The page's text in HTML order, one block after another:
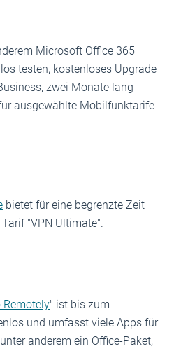
Microsoft Office 365
testen, kostenloses ­Upgrade
zwei Monate lang
ausgewählte ­Mobilfunktarife
bietet für eine begrenzte Zeit
"VPN Ultimate".
Remotely" ist bis zum
und umfasst viele Apps für
anderem ein Office-Paket,